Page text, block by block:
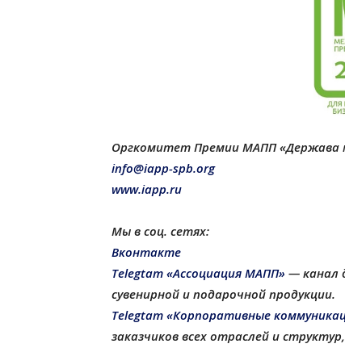
Оргкомитет Премии МАПП «Держава
info@iapp-spb.org
www.iapp.ru
Мы в соц. сетях:
Вконтакте
Telegtam «Ассоциация МАПП» — канал
сувенирной и подарочной продукции.
Telegtam «Корпоративные
заказчиков всех отраслей и